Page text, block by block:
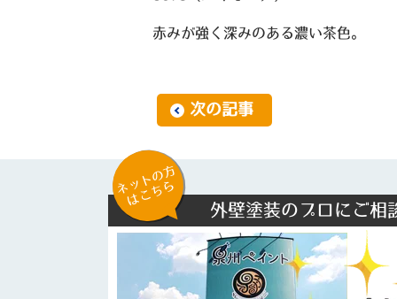
赤みが強く深みのある濃い茶色。
次の記事
ネットの方
はこちら
外壁塗装のプロにご相